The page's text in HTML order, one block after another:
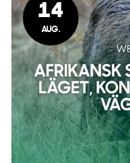
14
AUG.